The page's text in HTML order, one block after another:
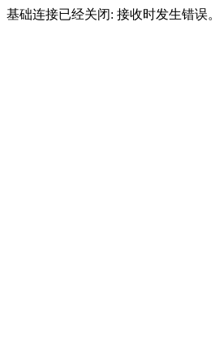
基础连接已经关闭: 接收时发生错误。